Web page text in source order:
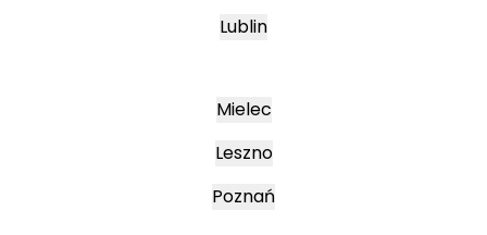
Lublin
Mielec
Leszno
Poznań